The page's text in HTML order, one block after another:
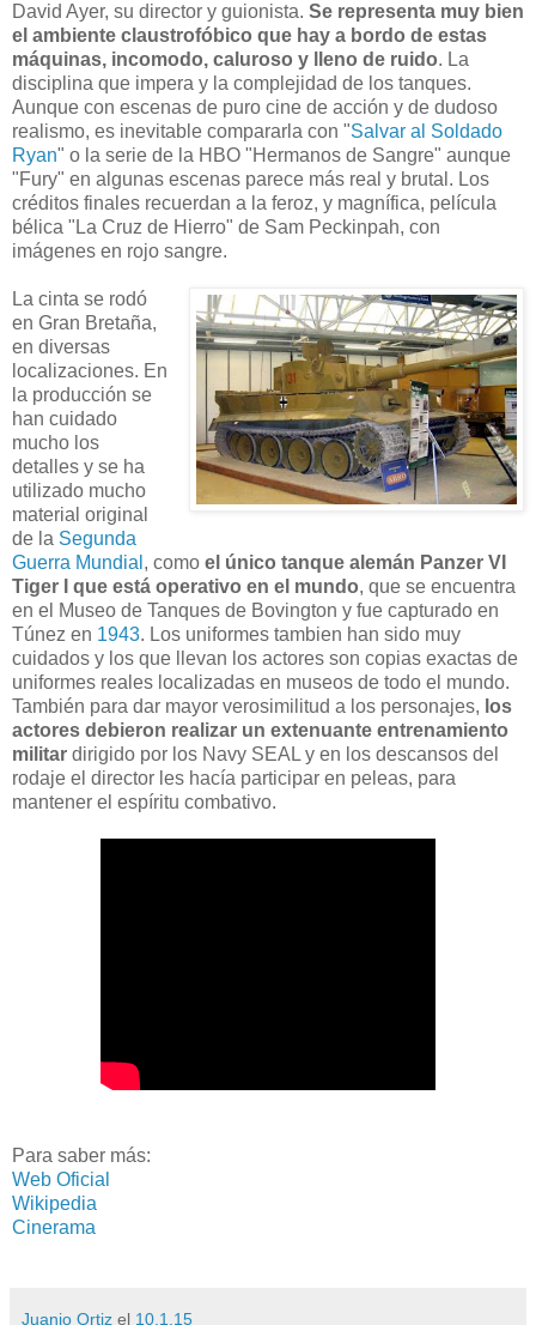
David Ayer, su director y guionista. Se representa muy bien
el ambiente claustrofóbico que hay a bordo de estas
máquinas, incomodo, caluroso y lleno de ruido. La
disciplina que impera y la complejidad de los tanques.
Aunque con escenas de puro cine de acción y de dudoso
realismo, es inevitable compararla con "Salvar al Soldado
Ryan" o la serie de la HBO "Hermanos de Sangre" aunque
"Fury" en algunas escenas parece más real y brutal. Los
créditos finales recuerdan a la feroz, y magnífica, película
bélica "La Cruz de Hierro" de Sam Peckinpah, con
imágenes en rojo sangre.
La cinta se rodó
en Gran Bretaña,
en diversas
localizaciones. En
la producción se
han cuidado
mucho los
detalles y se ha
utilizado mucho
material original
de la Segunda
Guerra Mundial , como el único tanque alemán Panzer VI
Tiger I que está operativo en el mundo, que se encuentra
en el Museo de Tanques de Bovington y fue capturado en
Túnez en 1943. Los uniformes tambien han sido muy
cuidados y los que llevan los actores son copias exactas de
uniformes reales localizadas en museos de todo el mundo.
También para dar mayor verosimilitud a los personajes, los
actores debieron realizar un extenuante entrenamiento
militar dirigido por los Navy SEAL y en los descansos del
rodaje el director les hacía participar en peleas, para
mantener el espíritu combativo.
Para saber más:
Web Oficial
Wikipedia
Cinerama
Juanjo Ortiz el 10.1.15